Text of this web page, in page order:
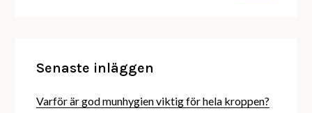
Senaste inläggen
Varför är god munhygien viktig för hela kroppen?